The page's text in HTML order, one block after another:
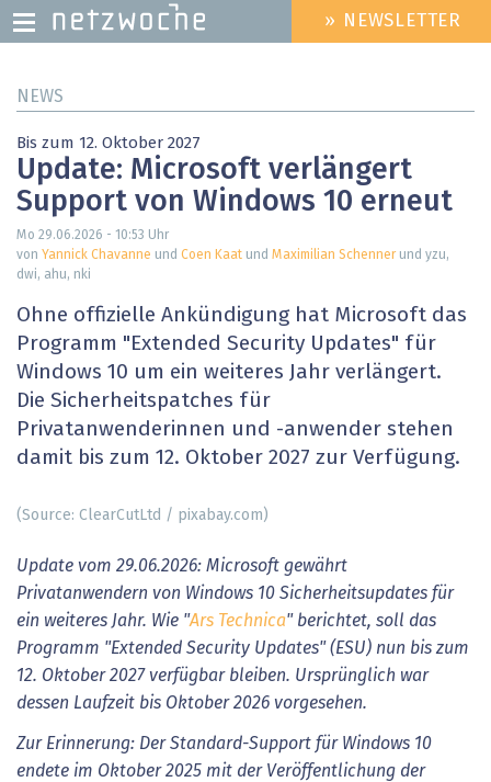
zum
HEADER
MENU
» NEWSLETTER
NEWS
Bis zum 12. Oktober 2027
Update: Microsoft verlängert
Support von Windows 10 erneut
Mo 29.06.2026 - 10:53 Uhr
von Yannick Chavanne und Coen Kaat und Maximilian Schennerund yzu,
dwi, ahu, nki
Ohne offizielle Ankündigung hat Microsoft das
Programm "Extended Security Updates" für
Windows 10 um ein weiteres Jahr verlängert.
Die Sicherheitspatches für
Privatanwenderinnen und -anwender stehen
damit bis zum 12. Oktober 2027 zur Verfügung.
(Source: ClearCutLtd / pixabay.com)
Update vom 29.06.2026: Microsoft gewährt
Privatanwendern von Windows 10 Sicherheitsupdates für
ein weiteres Jahr. Wie "Ars Technica" berichtet, soll das
Programm "Extended Security Updates" (ESU) nun bis zum
12. Oktober 2027 verfügbar bleiben. Ursprünglich war
dessen Laufzeit bis Oktober 2026 vorgesehen.
Zur Erinnerung: Der Standard-Support für Windows 10
endete im Oktober 2025 mit der Veröffentlichung der